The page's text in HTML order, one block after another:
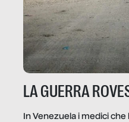
LA GUERRA
In Venezuela i medici